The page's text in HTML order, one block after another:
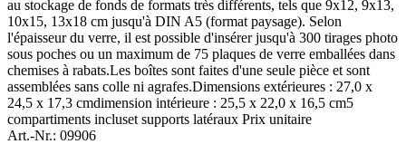
au stockage de fonds de formats très différents, tels que 9x12, 9x13,
10x15, 13x18 cm jusqu'à DIN A5 (format paysage). Selon
l'épaisseur du verre, il est possible d'insérer jusqu'à 300 tirages photo
sous poches ou un maximum de 75 plaques de verre emballées dans
chemises à rabats.Les boîtes sont faites d'une seule pièce et sont
assemblées sans colle ni agrafes.Dimensions extérieures : 27,0 x
24,5 x 17,3 cmdimension intérieure : 25,5 x 22,0 x 16,5 cm5
compartiments incluset supports latéraux Prix unitaire
Art.-Nr.: 09906